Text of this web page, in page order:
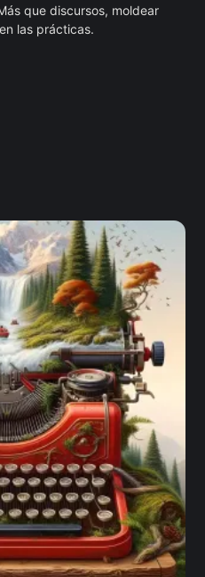
que discursos, moldear
las prácticas.